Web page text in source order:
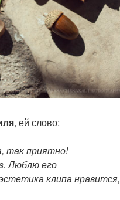
, ей слово:
так приятно!
Люблю его
клипа нравится,